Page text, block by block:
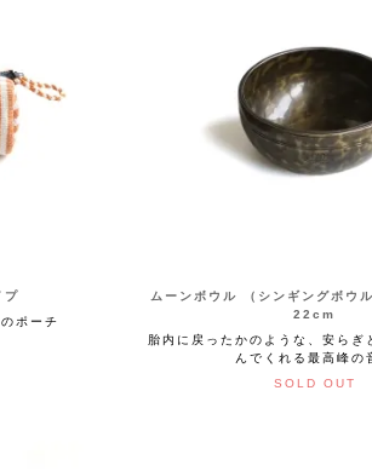
プ
ポーチ
ムーンボウル （シンギングボ
22cm
胎内に戻ったかのような、安らぎ
んでくれる最高峰の
SOLD OUT